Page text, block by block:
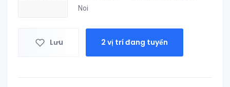
Noi
Lưu 2 vị trí đang tuyển